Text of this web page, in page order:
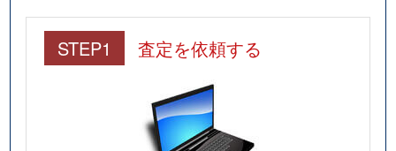
STEP1 査定を依頼する